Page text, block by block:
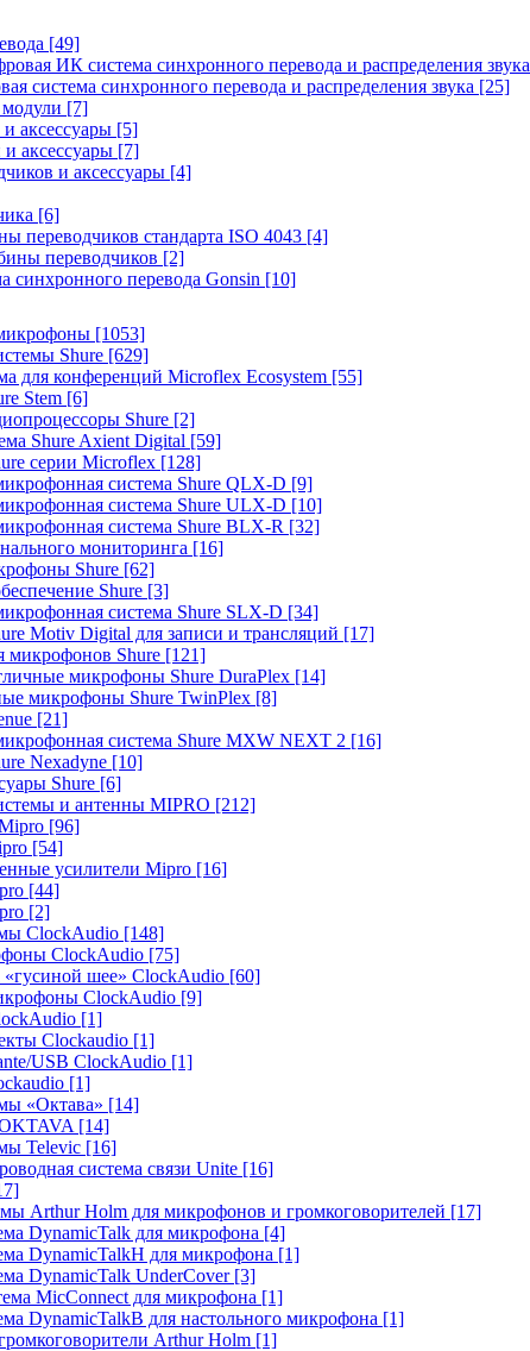
[49]
ИК система синхронного перевода и распределения звука
система синхронного перевода и распределения звука [25]
[7]
аксессуары [5]
аксессуары [7]
и аксессуары [4]
[6]
переводчиков стандарта ISO 4043 [4]
переводчиков [2]
синхронного перевода Gonsin [10]
[1053]
Shure [629]
для конференций Microflex Ecosystem [55]
Stem [6]
Shure [2]
Shure Axient Digital [59]
серии Microflex [128]
система Shure QLX-D [9]
система Shure ULX-D [10]
система Shure BLX-R [32]
мониторинга [16]
Shure [62]
Shure [3]
система Shure SLX-D [34]
Motiv Digital для записи и трансляций [17]
микрофонов Shure [121]
микрофоны Shure DuraPlex [14]
микрофоны Shure TwinPlex [8]
[21]
система Shure MXW NEXT 2 [16]
Nexadyne [10]
Shure [6]
и антенны MIPRO [212]
[96]
[54]
усилители Mipro [16]
[44]
[2]
ClockAudio [148]
ClockAudio [75]
шее» ClockAudio [60]
ClockAudio [9]
[1]
Clockaudio [1]
USB ClockAudio [1]
[1]
«Октава» [14]
[14]
Televic [16]
система связи Unite [16]
Arthur Holm для микрофонов и громкоговорителей [17]
DynamicTalk для микрофона [4]
DynamicTalkH для микрофона [1]
DynamicTalk UnderCover [3]
MicConnect для микрофона [1]
DynamicTalkB для настольного микрофона [1]
Arthur Holm [1]